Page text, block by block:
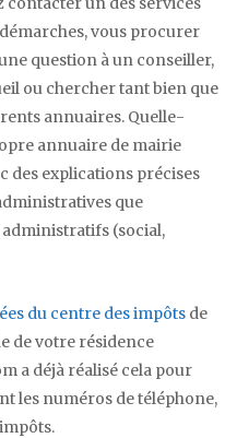
vous procurer
question à un conseiller,
ou chercher tant bien que
annuaires. Quelle-
annuaire de mairie
des explications précises
que
(social,
du centre des impôts de
de votre résidence
a déjà réalisé cela pour
les numéros de téléphone,